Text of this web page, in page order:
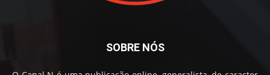
SOBRE NÓS